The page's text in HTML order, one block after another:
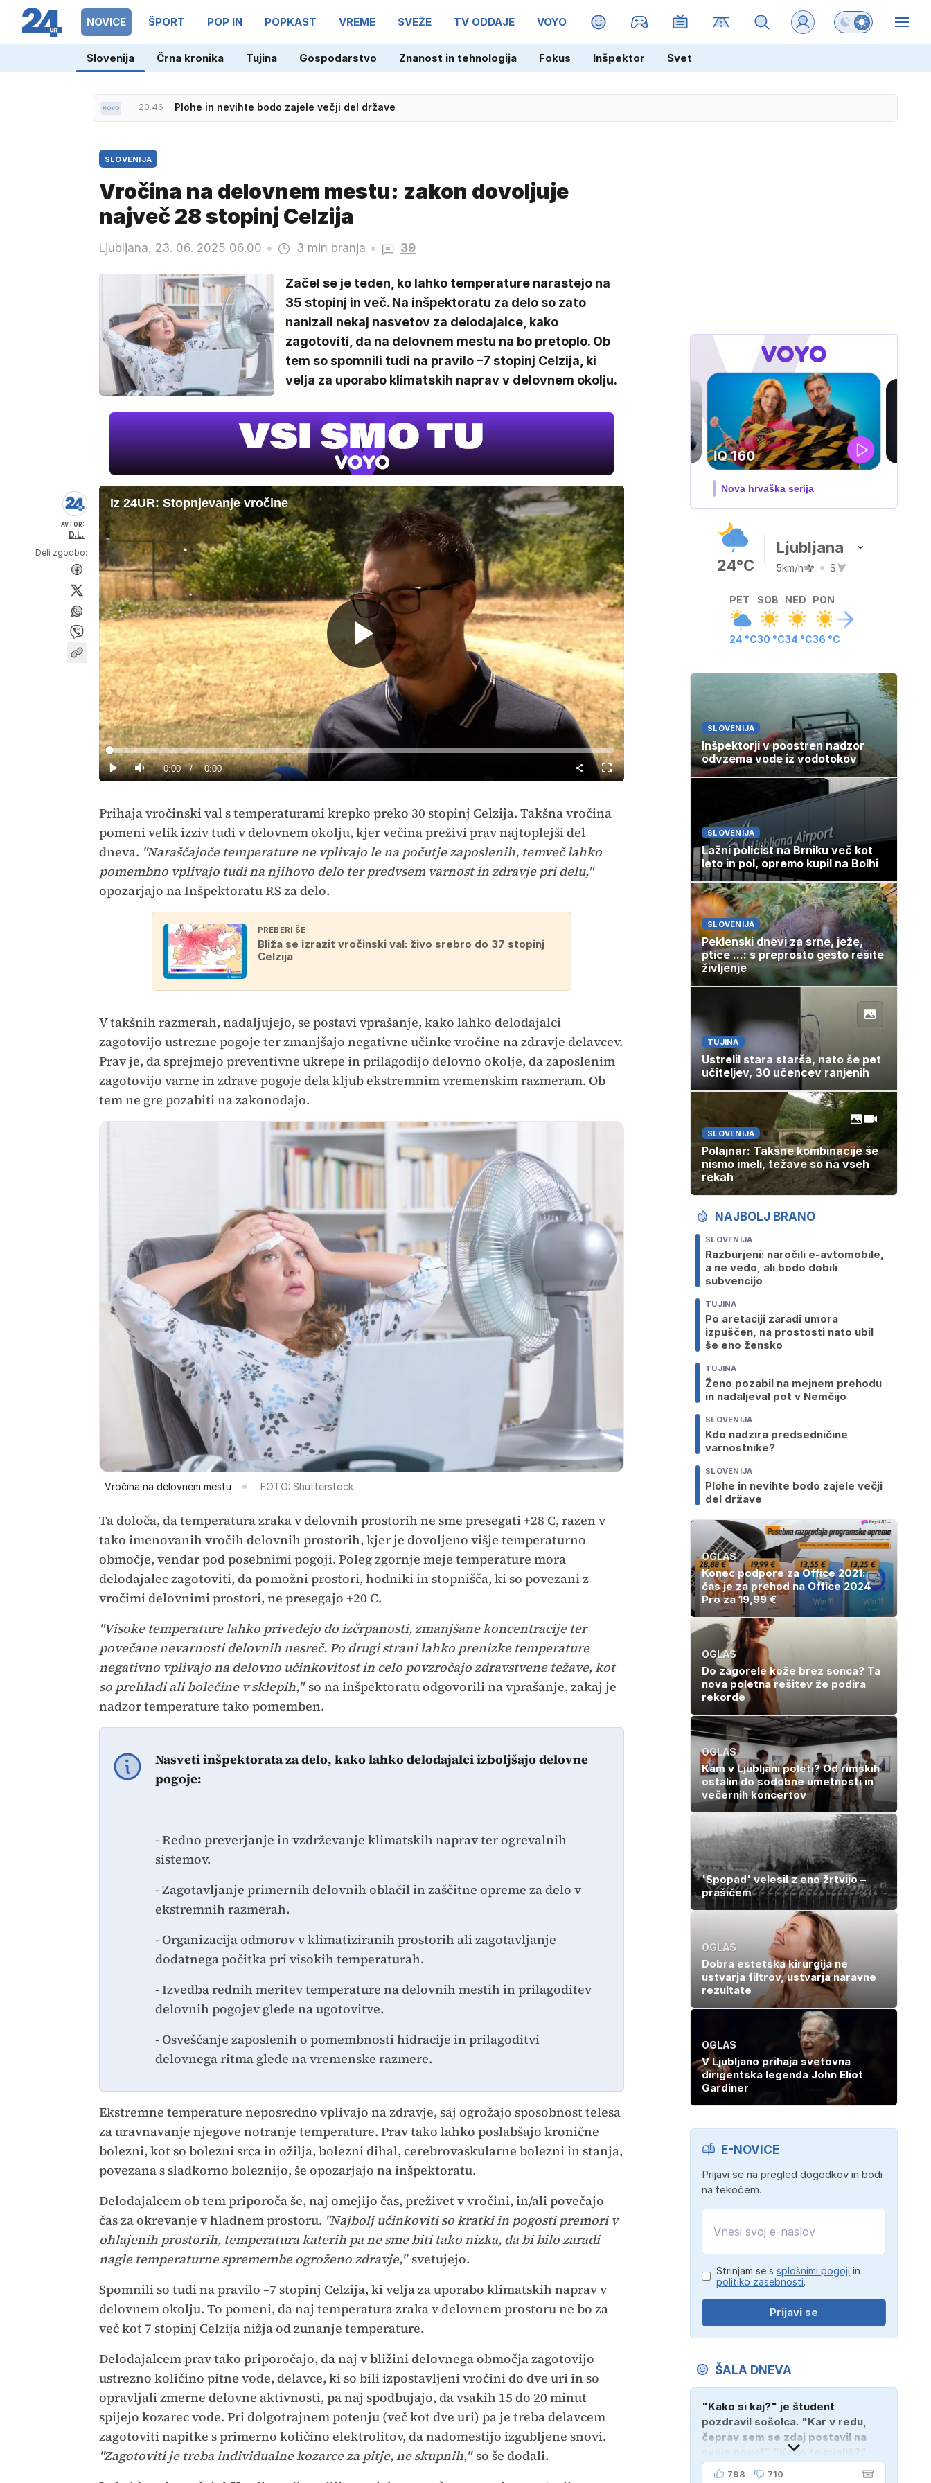
NOVICE ŠPORT POP IN POPKAST VREME SVEŽE TV ODDAJE VOYO MAGAZIN Preklopi barvni
Slovenija Črna kronika Tujina Gospodarstvo Znanost in tehnologija Fokus Inšpektor Svet
20.46 Plohe in nevihte bodo zajele večji del države
SLOVENIJA
Vročina na delovnem mestu: zakon dovoljuje
največ 28 stopinj Celzija
Ljubljana, 23. 06. 2025 06.00 3 min branja 39
Začel se je teden, ko lahko temperature narastejo na
35 stopinj in več. Na inšpektoratu za delo so zato
nanizali nekaj nasvetov za delodajalce, kako
zagotoviti, da na delovnem mestu na bo pretoplo. Ob
tem so spomnili tudi na pravilo –7 stopinj Celzija, ki
velja za uporabo klimatskih naprav v delovnem okolju.
AVTOR:
D.L.
Deli zgodbo:
Iz 24UR: Stopnjevanje vročine
Predvajaj
Predvajaj
Tiho Current
0:00 / Duration
0:00
Loaded:
0%
Celozaslonski
način
Prihaja vročinski val s temperaturami krepko preko 30 stopinj Celzija. Takšna vročina
pomeni velik izziv tudi v delovnem okolju, kjer večina preživi prav najtoplejši del
dneva. "Naraščajoče temperature ne vplivajo le na počutje zaposlenih, temveč lahko
pomembno vplivajo tudi na njihovo delo ter predvsem varnost in zdravje pri delu,"
opozarjajo na Inšpektoratu RS za delo.
PREBERI ŠE
Bliža se izrazit vročinski val: živo srebro do 37 stopinj
Celzija
V takšnih razmerah, nadaljujejo, se postavi vprašanje, kako lahko delodajalci
zagotovijo ustrezne pogoje ter zmanjšajo negativne učinke vročine na zdravje delavcev.
Prav je, da sprejmejo preventivne ukrepe in prilagodijo delovno okolje, da zaposlenim
zagotovijo varne in zdrave pogoje dela kljub ekstremnim vremenskim razmeram. Ob
tem ne gre pozabiti na zakonodajo.
Vročina na delovnem mestu FOTO: Shutterstock
Ta določa, da temperatura zraka v delovnih prostorih ne sme presegati +28 C, razen v
tako imenovanih vročih delovnih prostorih, kjer je dovoljeno višje temperaturno
območje, vendar pod posebnimi pogoji. Poleg zgornje meje temperature mora
delodajalec zagotoviti, da pomožni prostori, hodniki in stopnišča, ki so povezani z
vročimi delovnimi prostori, ne presegajo +20 C.
"Visoke temperature lahko privedejo do izčrpanosti, zmanjšane koncentracije ter
povečane nevarnosti delovnih nesreč. Po drugi strani lahko prenizke temperature
negativno vplivajo na delovno učinkovitost in celo povzročajo zdravstvene težave, kot
so prehladi ali bolečine v sklepih,"so na inšpektoratu odgovorili na vprašanje, zakaj je
nadzor temperature tako pomemben.
Nasveti inšpektorata za delo, kako lahko delodajalci izboljšajo delovne
pogoje:
- Redno preverjanje in vzdrževanje klimatskih naprav ter ogrevalnih
sistemov.
- Zagotavljanje primernih delovnih oblačil in zaščitne opreme za delo v
ekstremnih razmerah.
- Organizacija odmorov v klimatiziranih prostorih ali zagotavljanje
dodatnega počitka pri visokih temperaturah.
- Izvedba rednih meritev temperature na delovnih mestih in prilagoditev
delovnih pogojev glede na ugotovitve.
- Osveščanje zaposlenih o pomembnosti hidracije in prilagoditvi
delovnega ritma glede na vremenske razmere.
Ekstremne temperature neposredno vplivajo na zdravje, saj ogrožajo sposobnost telesa
za uravnavanje njegove notranje temperature. Prav tako lahko poslabšajo kronične
bolezni, kot so bolezni srca in ožilja, bolezni dihal, cerebrovaskularne bolezni in stanja,
povezana s sladkorno boleznijo, še opozarjajo na inšpektoratu.
Delodajalcem ob tem priporoča še, naj omejijo čas, preživet v vročini, in/ali povečajo
čas za okrevanje v hladnem prostoru. "Najbolj učinkoviti so kratki in pogosti premori v
ohlajenih prostorih, temperatura katerih pa ne sme biti tako nizka, da bi bilo zaradi
nagle temperaturne spremembe ogroženo zdravje,"svetujejo.
Spomnili so tudi na pravilo –7 stopinj Celzija, ki velja za uporabo klimatskih naprav v
delovnem okolju. To pomeni, da naj temperatura zraka v delovnem prostoru ne bo za
več kot 7 stopinj Celzija nižja od zunanje temperature.
Delodajalcem prav tako priporočajo, da naj v bližini delovnega območja zagotovijo
ustrezno količino pitne vode, delavce, ki so bili izpostavljeni vročini do dve uri in so
opravljali zmerne delovne aktivnosti, pa naj spodbujajo, da vsakih 15 do 20 minut
spijejo kozarec vode. Pri dolgotrajnem potenju (več kot dve uri) pa je treba delavcem
zagotoviti napitke s primerno količino elektrolitov, da nadomestijo izgubljene snovi.
"Zagotoviti je treba individualne kozarce za pitje, ne skupnih,"so še dodali.
DOSJE JARAK
3. sezona dokumentarne serije
24°C
Ljubljana
5km/h S
PET
24 °C
SOB
30 °C
NED
34 °C
PON
36 °C
SLOVENIJA
Inšpektorji v poostren nadzor
odvzema vode iz vodotokov
SLOVENIJA
Lažni policist na Brniku več kot
leto in pol, opremo kupil na Bolhi
SLOVENIJA
Peklenski dnevi za srne, ježe,
ptice ...: s preprosto gesto rešite
življenje
TUJINA
Ustrelil stara starša, nato še pet
učiteljev, 30 učencev ranjenih
SLOVENIJA
Polajnar: Takšne kombinacije še
nismo imeli, težave so na vseh
rekah
NAJBOLJ BRANO
SLOVENIJA
Razburjeni: naročili e-avtomobile,
a ne vedo, ali bodo dobili
subvencijo
TUJINA
Po aretaciji zaradi umora
izpuščen, na prostosti nato ubil
še eno žensko
TUJINA
Ženo pozabil na mejnem prehodu
in nadaljeval pot v Nemčijo
SLOVENIJA
Kdo nadzira predsedničine
varnostnike?
SLOVENIJA
Plohe in nevihte bodo zajele večji
del države
OGLAS
Konec podpore za Office 2021:
čas je za prehod na Office 2024
Pro za 19,99 €
OGLAS
Do zagorele kože brez sonca? Ta
nova poletna rešitev že podira
rekorde
OGLAS
Kam v Ljubljani poleti? Od rimskih
ostalin do sodobne umetnosti in
večernih koncertov
'Spopad' velesil z eno žrtvijo –
prašičem
OGLAS
Dobra estetska kirurgija ne
ustvarja filtrov, ustvarja naravne
rezultate
OGLAS
V Ljubljano prihaja svetovna
dirigentska legenda John Eliot
Gardiner
E-NOVICE
Prijavi se na pregled dogodkov in bodi
na tekočem.
Strinjam se s splošnimi pogoji in
politiko zasebnosti.
Prijavi se
ŠALA DNEVA
"Kako si kaj?" je študent
pozdravil sošolca. "Kar v redu,
čeprav sem se zdaj postavil na
svoje noge!" "Kako to misliš?"
"Oče mi je vzel avto!"
798 710